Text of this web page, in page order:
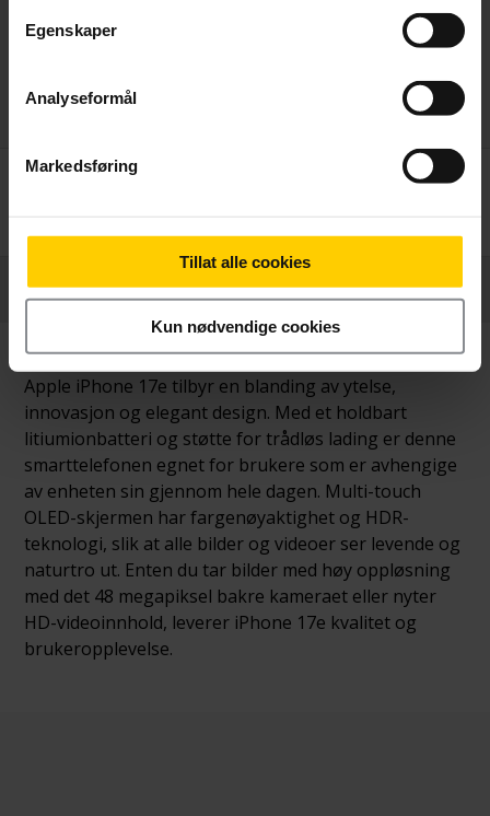
Egenskaper
Analyseformål
Markedsføring
Tillat alle cookies
Kun nødvendige cookies
abonnementet
8.090,-
Månedlig pris Betal nå
Produktinformasjon
Apple iPhone 17e tilbyr en blanding av ytelse,
innovasjon og elegant design. Med et holdbart
litiumionbatteri og støtte for trådløs lading er denne
smarttelefonen egnet for brukere som er avhengige
av enheten sin gjennom hele dagen. Multi-touch
OLED-skjermen har fargenøyaktighet og HDR-
teknologi, slik at alle bilder og videoer ser levende og
naturtro ut. Enten du tar bilder med høy oppløsning
med det 48 megapiksel bakre kameraet eller nyter
HD-videoinnhold, leverer iPhone 17e kvalitet og
brukeropplevelse.